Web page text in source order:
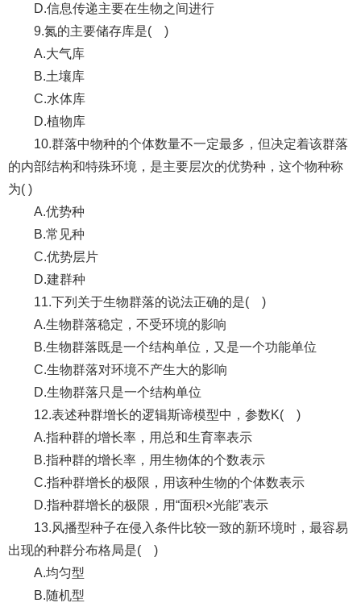
D.信息传递主要在生物之间进行
9.氮的主要储存库是( )
A.大气库
B.土壤库
C.水体库
D.植物库
10.群落中物种的个体数量不一定最多，但决定着该群落
的内部结构和特殊环境，是主要层次的优势种，这个物种称
为( )
A.优势种
B.常见种
C.优势层片
D.建群种
11.下列关于生物群落的说法正确的是( )
A.生物群落稳定，不受环境的影响
B.生物群落既是一个结构单位，又是一个功能单位
C.生物群落对环境不产生大的影响
D.生物群落只是一个结构单位
12.表述种群增长的逻辑斯谛模型中，参数K( )
A.指种群的增长率，用总和生育率表示
B.指种群的增长率，用生物体的个数表示
C.指种群增长的极限，用该种生物的个体数表示
D.指种群增长的极限，用“面积×光能”表示
13.风播型种子在侵入条件比较一致的新环境时，最容易
出现的种群分布格局是( )
A.均匀型
B.随机型